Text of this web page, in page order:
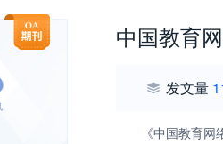
中国教育
发文量
《中国教育